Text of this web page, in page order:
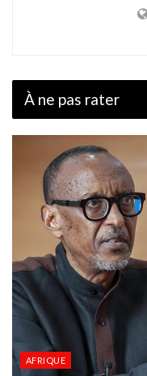
À ne pas rater
AFRIQUE